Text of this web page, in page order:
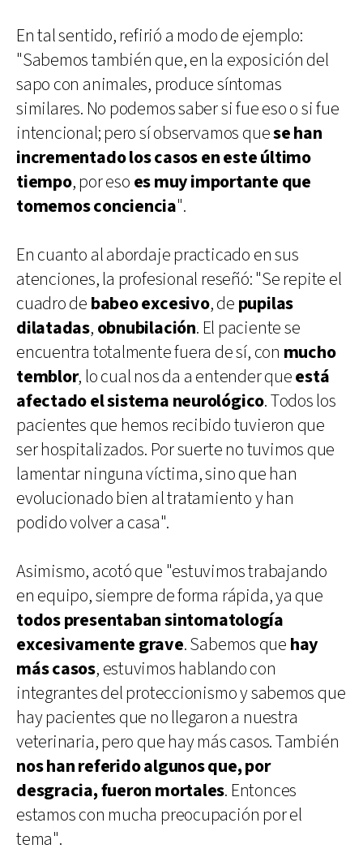
En tal sentido, refirió a modo de ejemplo:
"Sabemos también que, en la exposición del
sapo con animales, produce síntomas
similares. No podemos saber si fue eso o si fue
intencional; pero sí observamos quese han
incrementado los casos en este último
tiempo, por eso es muy importante que
tomemos conciencia".
En cuanto al abordaje practicado en sus
atenciones, la profesional reseñó: "Se repite el
cuadro de babeo excesivo, de pupilas
dilatadas, obnubilación. El paciente se
encuentra totalmente fuera de sí, con mucho
temblor, lo cual nos da a entender queestá
afectado el sistema neurológico. Todos los
pacientes que hemos recibido tuvieron que
ser hospitalizados. Por suerte no tuvimos que
lamentar ninguna víctima, sino que han
evolucionado bien al tratamiento y han
podido volver a casa".
Asimismo, acotó que "estuvimos trabajando
en equipo, siempre de forma rápida, ya que
todos presentaban sintomatología
excesivamente grave. Sabemos que hay
más casos, estuvimos hablando con
integrantes del proteccionismo y sabemos que
hay pacientes que no llegaron a nuestra
veterinaria, pero que hay más casos. También
nos han referido algunos que, por
desgracia, fueron mortales. Entonces
estamos con mucha preocupación por el
tema".